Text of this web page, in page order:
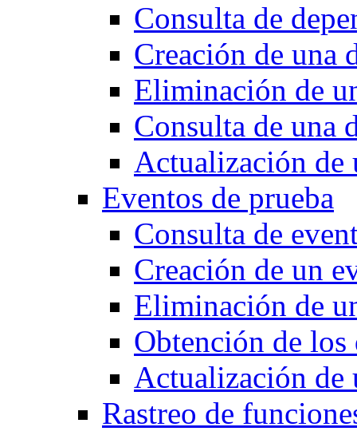
Consulta de
Creación de una
Eliminación de
Consulta de una
Actualización de
Eventos de prueba
Consulta de
Creación de un
Eliminación de
Obtención de los
Actualización de
Rastreo de